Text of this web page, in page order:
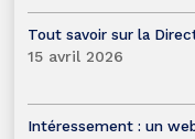
Tout savoir sur la
15 avril 2026
Intéressement : un